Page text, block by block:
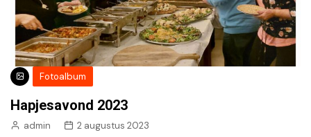
Fotoalbum
Hapjesavond 2023
admin 2 augustus 2023